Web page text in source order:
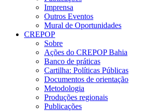
Imprensa
Outros Eventos
Mural de Oportunidades
CREPOP
Sobre
Ações do CREPOP Bahia
Banco de práticas
Cartilha: Políticas Públicas
Documentos de orientação
Metodologia
Produções regionais
Publicações